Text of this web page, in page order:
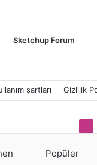
Sketchup Forum
şartları Gizlilik
Popüler